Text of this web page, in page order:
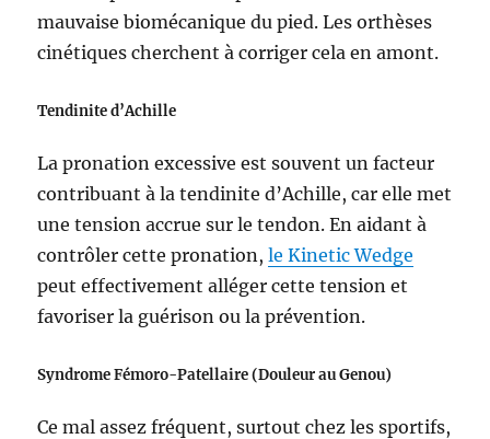
mauvaise biomécanique du pied. Les orthèses
cinétiques cherchent à corriger cela en amont.
Tendinite d’Achille
La pronation excessive est souvent un facteur
contribuant à la tendinite d’Achille, car elle met
une tension accrue sur le tendon. En aidant à
contrôler cette pronation,le Kinetic Wedge
peut effectivement alléger cette tension et
favoriser la guérison ou la prévention.
Syndrome Fémoro-Patellaire (Douleur au Genou)
Ce mal assez fréquent, surtout chez les sportifs,